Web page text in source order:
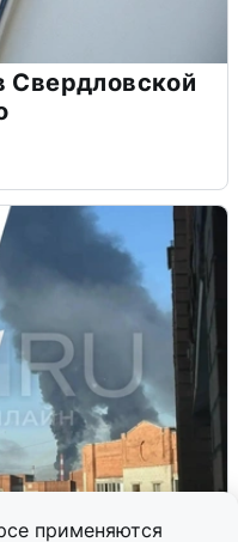
применяются
Свердловской